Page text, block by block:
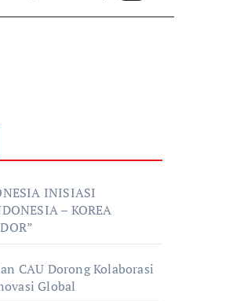
INISIASI
– KOREA
CAU Dorong Kolaborasi
Global